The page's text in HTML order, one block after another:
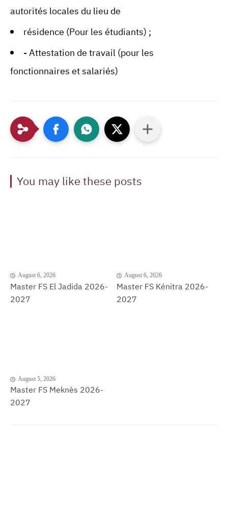
autorités locales du lieu de
résidence (Pour les étudiants) ;
- Attestation de travail (pour les
fonctionnaires et salariés)
You may like these posts
August 6, 2026
Master FS El Jadida 2026-
2027
August 6, 2026
Master FS Kénitra 2026-
2027
August 5, 2026
Master FS Meknès 2026-
2027